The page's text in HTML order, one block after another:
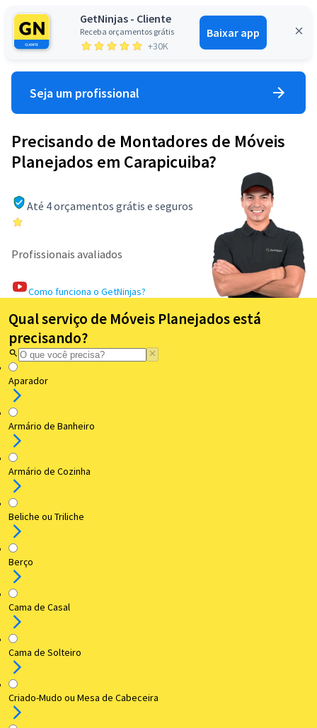
GetNinjas - Cliente
Receba orçamentos grátis
+30K
Baixar app
Entrar
Seja um profissional
Precisando de Montadores de Móveis
Planejados em Carapicuiba?
Até 4 orçamentos grátis e seguros
Profissionais avaliados
Como funciona o GetNinjas?
Qual serviço de Móveis Planejados está
precisando?
Aparador
Armário de Banheiro
Armário de Cozinha
Beliche ou Triliche
Berço
Cama de Casal
Cama de Solteiro
Criado-Mudo ou Mesa de Cabeceira